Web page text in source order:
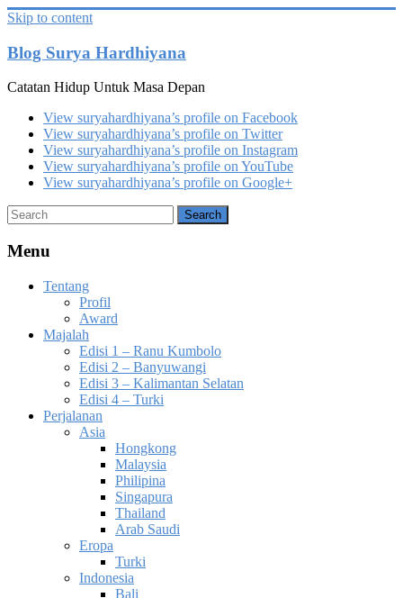
Skip to content
Blog Surya Hardhiyana
Catatan Hidup Untuk Masa Depan
View suryahardhiyana’s profile on Facebook
View suryahardhiyana’s profile on Twitter
View suryahardhiyana’s profile on Instagram
View suryahardhiyana’s profile on YouTube
View suryahardhiyana’s profile on Google+
Menu
Tentang
Profil
Award
Majalah
Edisi 1 – Ranu Kumbolo
Edisi 2 – Banyuwangi
Edisi 3 – Kalimantan Selatan
Edisi 4 – Turki
Perjalanan
Asia
Hongkong
Malaysia
Philipina
Singapura
Thailand
Arab Saudi
Eropa
Turki
Indonesia
Bali